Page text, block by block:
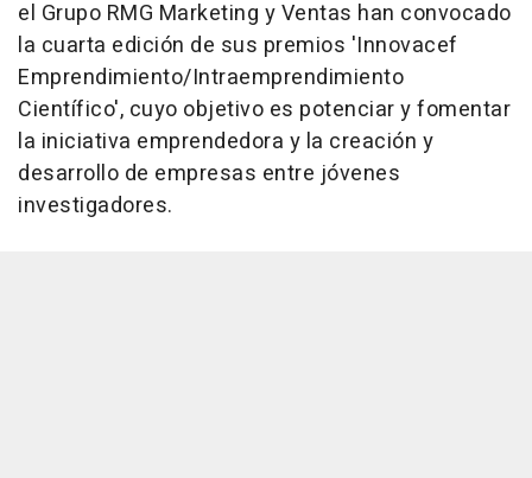
el Grupo RMG Marketing y Ventas han convocado
la cuarta edición de sus premios 'Innovacef
Emprendimiento/Intraemprendimiento
Científico', cuyo objetivo es potenciar y fomentar
la iniciativa emprendedora y la creación y
desarrollo de empresas entre jóvenes
investigadores.